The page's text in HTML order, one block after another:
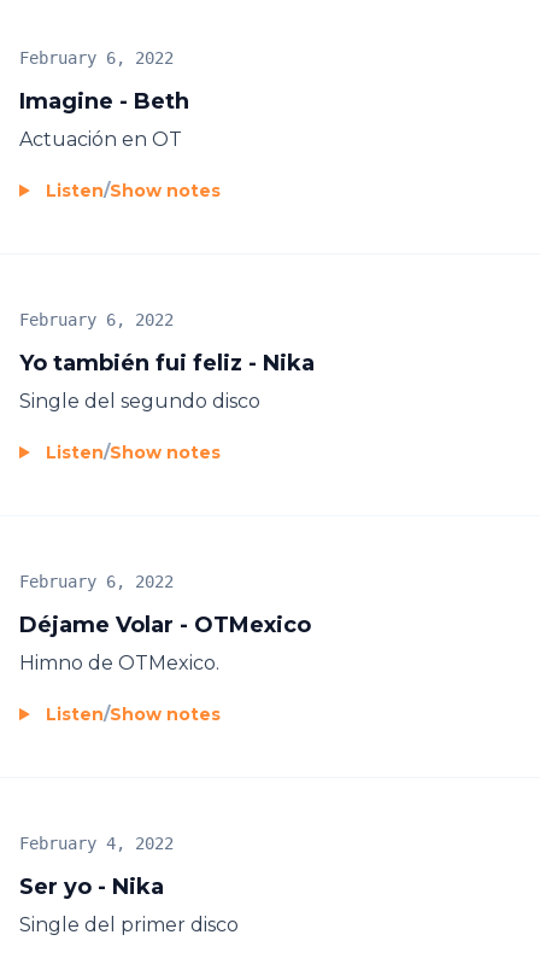
Imagine - Beth
February 6, 2022
Actuación en OT
Listen/Show notes
Yo también fui feliz - Nika
February 6, 2022
Single del segundo disco
Listen/Show notes
Déjame Volar - OTMexico
February 6, 2022
Himno de OTMexico.
Listen/Show notes
Ser yo - Nika
February 4, 2022
Single del primer disco